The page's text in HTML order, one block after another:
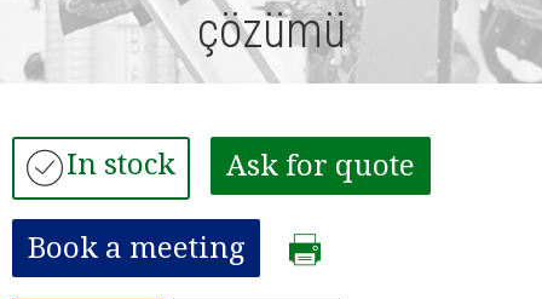
çözümü
In stock Ask for quote
Book a meeting